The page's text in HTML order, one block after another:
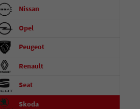
Nissan
Opel
Peugeot
Renault
Seat
Skoda